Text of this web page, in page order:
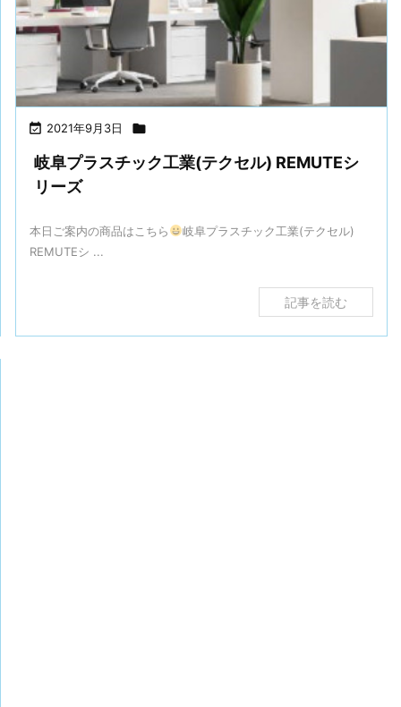
 2021年9月3日 
岐阜プラスチック工業(テクセル) REMUTEシ
リーズ
本日ご案内の商品はこちら
岐阜プラスチック工業(テクセル)
REMUTEシ ...
記事を読む